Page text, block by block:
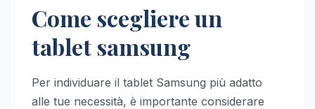
Come scegliere un
tablet samsung
Per individuare il tablet Samsung più adatto
alle tue necessità, è importante considerare